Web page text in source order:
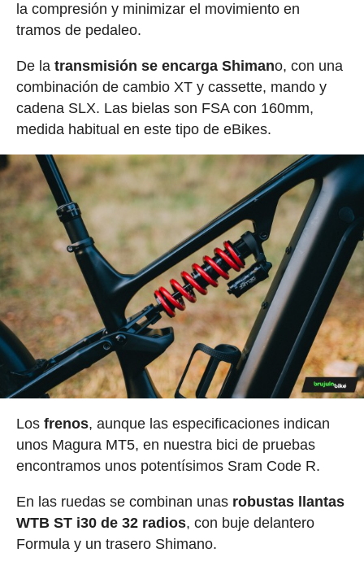
la compresión y minimizar el movimiento en
tramos de pedaleo.
De la transmisión se encarga Shimano, con una
combinación de cambio XT y cassette, mando y
cadena SLX. Las bielas son FSA con 160mm,
medida habitual en este tipo de eBikes.
Losfrenos, aunque las especificaciones indican
unos Magura MT5, en nuestra bici de pruebas
encontramos unos potentísimos Sram Code R.
En las ruedas se combinan unasrobustas llantas
WTB ST i30 de 32 radios, con buje delantero
Formula y un trasero Shimano.